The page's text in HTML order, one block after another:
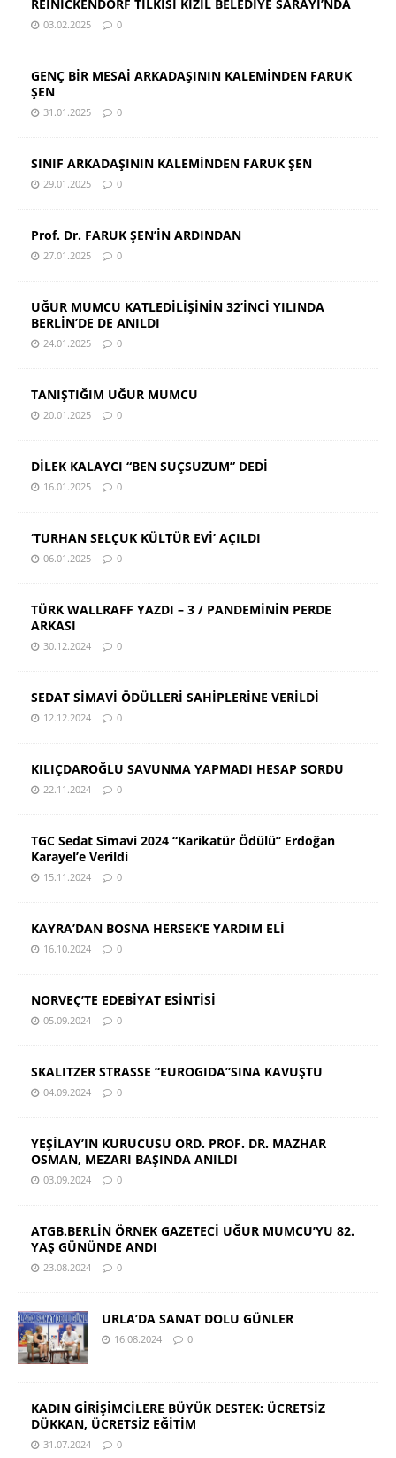
REINICKENDORF TİLKİSİ KIZIL BELEDİYE SARAYI’NDA
03.02.2025 0
GENÇ BİR MESAİ ARKADAŞININ KALEMİNDEN FARUK
ŞEN
31.01.2025 0
SINIF ARKADAŞININ KALEMİNDEN FARUK ŞEN
29.01.2025 0
Prof. Dr. FARUK ŞEN’İN ARDINDAN
27.01.2025 0
UĞUR MUMCU KATLEDİLİŞİNİN 32’İNCİ YILINDA
BERLİN’DE DE ANILDI
24.01.2025 0
TANIŞTIĞIM UĞUR MUMCU
20.01.2025 0
DİLEK KALAYCI “BEN SUÇSUZUM” DEDİ
16.01.2025 0
‘TURHAN SELÇUK KÜLTÜR EVİ’ AÇILDI
06.01.2025 0
TÜRK WALLRAFF YAZDI – 3 / PANDEMİNİN PERDE
ARKASI
30.12.2024 0
SEDAT SİMAVİ ÖDÜLLERİ SAHİPLERİNE VERİLDİ
12.12.2024 0
KILIÇDAROĞLU SAVUNMA YAPMADI HESAP SORDU
22.11.2024 0
TGC Sedat Simavi 2024 “Karikatür Ödülü” Erdoğan
Karayel’e Verildi
15.11.2024 0
KAYRA’DAN BOSNA HERSEK’E YARDIM ELİ
16.10.2024 0
NORVEÇ’TE EDEBİYAT ESİNTİSİ
05.09.2024 0
SKALITZER STRASSE “EUROGIDA”SINA KAVUŞTU
04.09.2024 0
YEŞİLAY’IN KURUCUSU ORD. PROF. DR. MAZHAR
OSMAN, MEZARI BAŞINDA ANILDI
03.09.2024 0
ATGB.BERLİN ÖRNEK GAZETECİ UĞUR MUMCU’YU 82.
YAŞ GÜNÜNDE ANDI
23.08.2024 0
URLA’DA SANAT DOLU GÜNLER
16.08.2024 0
KADIN GİRİŞİMCİLERE BÜYÜK DESTEK: ÜCRETSİZ
DÜKKAN, ÜCRETSİZ EĞİTİM
31.07.2024 0